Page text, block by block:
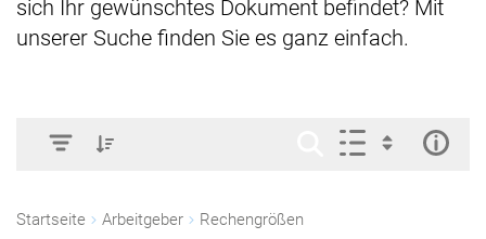
sich Ihr gewünschtes Dokument befindet? Mit
unserer Suche finden Sie es ganz einfach.
Startseite Arbeitgeber Rechengrößen